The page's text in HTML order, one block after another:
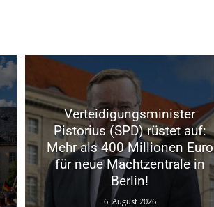
Verteidigungsminister
Pistorius (SPD) rüstet auf:
Mehr als 400 Millionen Euro
für neue Machtzentrale in
Berlin!
6. August 2026